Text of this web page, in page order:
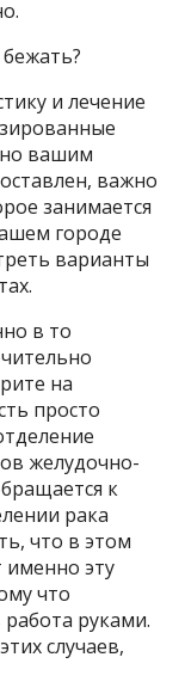
и лечение
вашим
важно
занимается
городе
варианты
в то
на
просто
желудочно-
к
рака
что в этом
эту
что
руками.
случаев,